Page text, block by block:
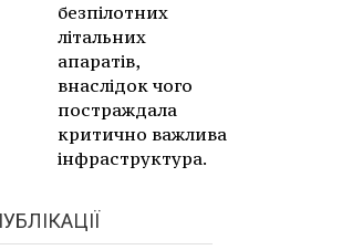
безпілотних
літальних
апаратів,
внаслідок чого
постраждала
критично важлива
інфраструктура.